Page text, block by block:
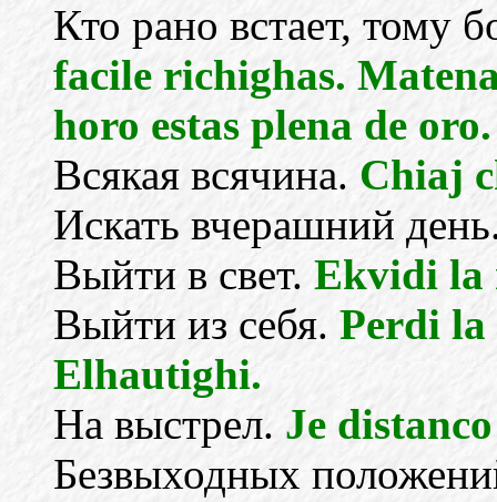
Кто рано встает, тому
facile richighas.
horo estas plena de oro.
Всякая всячина. Chiaj
Искать вчерашний
Выйти в свет. Ekvidi la
Выйти из себя. Perdi la
Elhautighi.
На выстрел. Je
Безвыходных